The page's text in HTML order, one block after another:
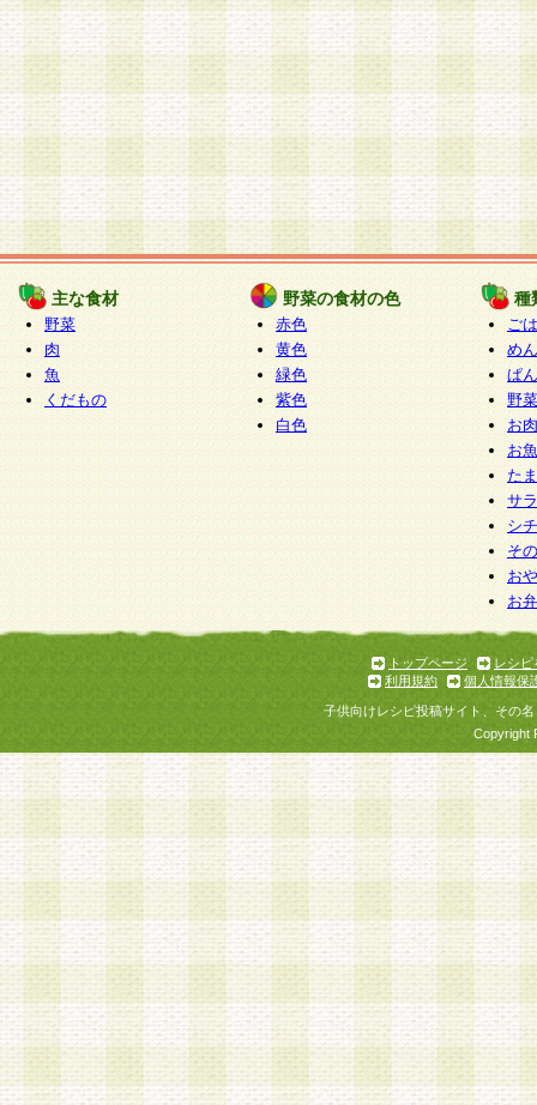
主な食材
野菜
肉
魚
くだもの
野菜の食材の色
赤色
黄色
緑色
紫色
白色
種
ご
めん
ぱん
野
お
お
た
サ
シ
そ
お
お
トップページ
レシピ
利用規約
個人情報保
子供向けレシピ投稿サイト、その
Copyright